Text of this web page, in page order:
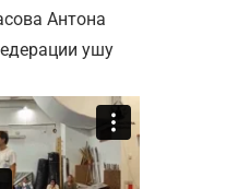
Антона
ушу